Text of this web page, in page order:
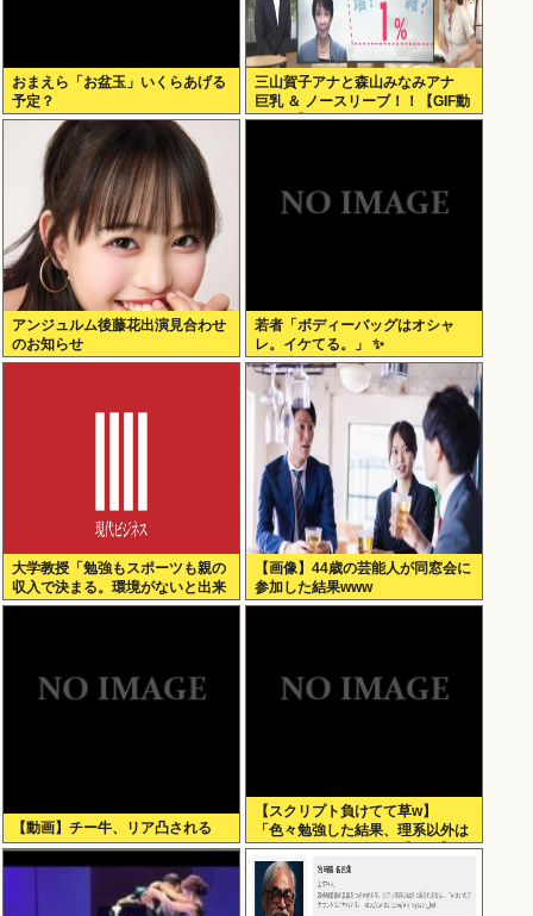
おまえら「お盆玉」いくらあげる
予定？
三山賀子アナと森山みなみアナ
巨乳 ＆ ノースリーブ！！【GIF動
画あり】
アンジュルム後藤花出演見合わせ
のお知らせ
若者「ボディーバッグはオシャ
レ。イケてる。」 ✨
大学教授「勉強もスポーツも親の
収入で決まる。環境がないと出来
るわけがない」
【画像】44歳の芸能人が同窓会に
参加した結果www
【動画】チー牛、リア凸される
【スクリプト負けてて草w】
「色々勉強した結果、理系以外は
エラー品だと気付いた【ガチ】」
について、もっと具体的に話そう
か